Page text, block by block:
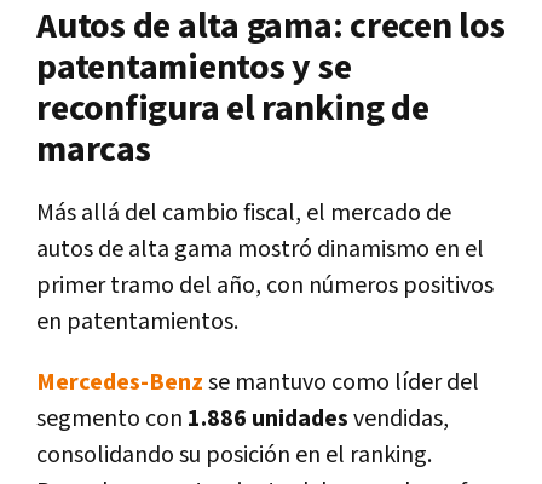
Autos de alta gama: crecen los
patentamientos y se
reconfigura el ranking de
marcas
Más allá del cambio fiscal, el mercado de
autos de alta gama mostró dinamismo en el
primer tramo del año, con números positivos
en patentamientos.
Mercedes-Benzse mantuvo como líder del
segmento con 1.886 unidadesvendidas,
consolidando su posición en el ranking.